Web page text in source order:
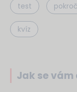
test
kvíz
Jak se